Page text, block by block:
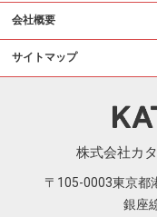
会社概要
サイトマップ
株式会社カ
〒105-0003東京
銀座